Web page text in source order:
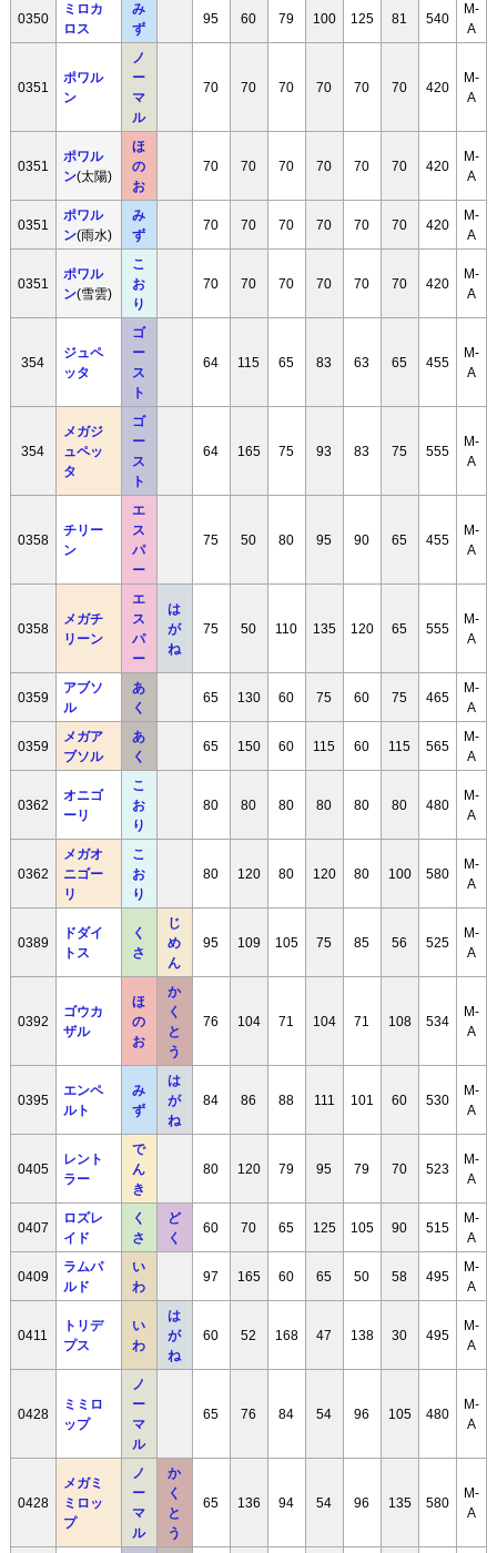
0350
ミロカ
ロス
み
ず
95 60 79 100 125 81 540
M-
A
0351
ポワル
ン
ノ
ー
マ
ル
70 70 70 70 70 70 420
M-
A
0351
ポワル
ン(太陽)
ほ
の
お
70 70 70 70 70 70 420
M-
A
0351
ポワル
ン(雨水)
み
ず
70 70 70 70 70 70 420
M-
A
0351
ポワル
ン(雪雲)
こ
お
り
70 70 70 70 70 70 420
M-
A
354
ジュペ
ッタ
ゴ
ー
ス
ト
64 115 65 83 63 65 455
M-
A
354
メガジ
ュペッ
タ
ゴ
ー
ス
ト
64 165 75 93 83 75 555
M-
A
0358
チリー
ン
エ
ス
パ
ー
75 50 80 95 90 65 455
M-
A
0358
メガチ
リーン
エ
ス
パ
ー
は
が
ね
75 50 110 135 120 65 555
M-
A
0359
アブソ
ル
あ
く
65 130 60 75 60 75 465
M-
A
0359
メガア
ブソル
あ
く
65 150 60 115 60 115 565
M-
A
0362
オニゴ
ーリ
こ
お
り
80 80 80 80 80 80 480
M-
A
0362
メガオ
ニゴー
リ
こ
お
り
80 120 80 120 80 100 580
M-
A
0389
ドダイ
トス
く
さ
じ
め
ん
95 109 105 75 85 56 525
M-
A
0392
ゴウカ
ザル
ほ
の
お
か
く
と
う
76 104 71 104 71 108 534
M-
A
0395
エンペ
ルト
み
ず
は
が
ね
84 86 88 111 101 60 530
M-
A
0405
レント
ラー
で
ん
き
80 120 79 95 79 70 523
M-
A
0407
ロズレ
イド
く
さ
ど
く
60 70 65 125 105 90 515
M-
A
0409
ラムパ
ルド
い
わ
97 165 60 65 50 58 495
M-
A
0411
トリデ
プス
い
わ
は
が
ね
60 52 168 47 138 30 495
M-
A
0428
ミミロ
ップ
ノ
ー
マ
ル
65 76 84 54 96 105 480
M-
A
0428
メガミ
ミロッ
プ
ノ
ー
マ
ル
か
く
と
う
65 136 94 54 96 135 580
M-
A